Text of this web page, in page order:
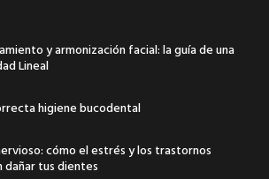
y armonización facial: la guía de una
Lineal
higiene bucodental
cómo el estrés y los trastornos
dañar tus dientes